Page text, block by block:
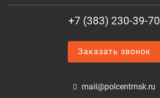
+7 (383) 230-39-70
Заказать звонок
mail@polcentrnsk.ru